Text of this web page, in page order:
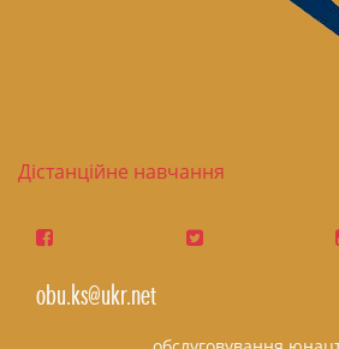
Дістанційне навчання
obu.ks@ukr.net